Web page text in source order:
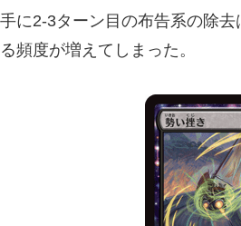
に2-3ターン目の布告系の除
頻度が増えてしまった。